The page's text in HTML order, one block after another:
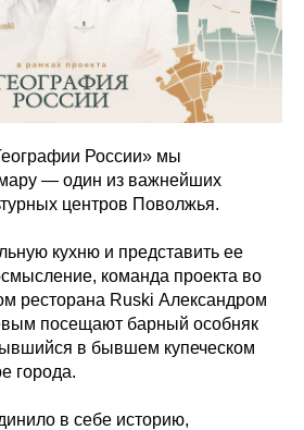
России» мы
— один из важнейших
центров Поволжья.
кухню и представить ее
команда проекта во
ресторана Ruski Александром
посещают барный особняк
в бывшем купеческом
города.
в себе историю,